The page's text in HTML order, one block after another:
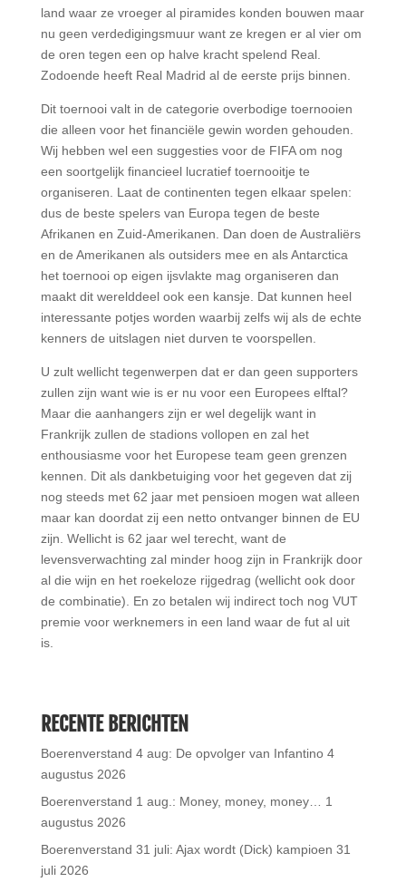
land waar ze vroeger al piramides konden bouwen maar
nu geen verdedigingsmuur want ze kregen er al vier om
de oren tegen een op halve kracht spelend Real.
Zodoende heeft Real Madrid al de eerste prijs binnen.
Dit toernooi valt in de categorie overbodige toernooien
die alleen voor het financiële gewin worden gehouden.
Wij hebben wel een suggesties voor de FIFA om nog
een soortgelijk financieel lucratief toernooitje te
organiseren. Laat de continenten tegen elkaar spelen:
dus de beste spelers van Europa tegen de beste
Afrikanen en Zuid-Amerikanen. Dan doen de Australiërs
en de Amerikanen als outsiders mee en als Antarctica
het toernooi op eigen ijsvlakte mag organiseren dan
maakt dit werelddeel ook een kansje. Dat kunnen heel
interessante potjes worden waarbij zelfs wij als de echte
kenners de uitslagen niet durven te voorspellen.
U zult wellicht tegenwerpen dat er dan geen supporters
zullen zijn want wie is er nu voor een Europees elftal?
Maar die aanhangers zijn er wel degelijk want in
Frankrijk zullen de stadions vollopen en zal het
enthousiasme voor het Europese team geen grenzen
kennen. Dit als dankbetuiging voor het gegeven dat zij
nog steeds met 62 jaar met pensioen mogen wat alleen
maar kan doordat zij een netto ontvanger binnen de EU
zijn. Wellicht is 62 jaar wel terecht, want de
levensverwachting zal minder hoog zijn in Frankrijk door
al die wijn en het roekeloze rijgedrag (wellicht ook door
de combinatie). En zo betalen wij indirect toch nog VUT
premie voor werknemers in een land waar de fut al uit
is.
RECENTE BERICHTEN
Boerenverstand 4 aug: De opvolger van Infantino 4
augustus 2026
Boerenverstand 1 aug.: Money, money, money…
1
augustus 2026
Boerenverstand 31 juli: Ajax wordt (Dick) kampioen 31
juli 2026